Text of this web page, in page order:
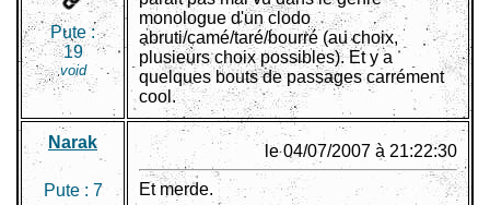
Pute :
19
void
monologue d'un clodo
abruti/camé/taré/bourré (au choix,
plusieurs choix possibles). Et y a
quelques bouts de passages carrément
cool.
Narak
Pute : 7
le 04/07/2007 à 21:22:30
Et merde.